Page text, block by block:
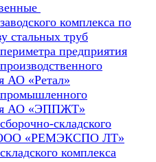
комплекса по
стальных труб
предприятия
АО «Ретал»
АО «ЭППЖТ»
складского
ООО «РЕМЭКСПО ЛТ»
комплекса